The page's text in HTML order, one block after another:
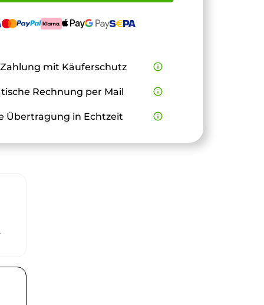
mit Käuferschutz info_outline
Rechnung per Mail info_outline
Übertragung in Echtzeit info_outline